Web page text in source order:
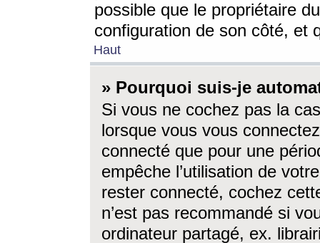
possible que le propriétaire
configuration de son côté, et
Haut
» Pourquoi suis-je
Si vous ne cochez pas la
lorsque vous vous
connecté que pour une
empêche l’utilisation de
rester connecté, cochez
n’est pas recommandé si
ordinateur partagé, ex.